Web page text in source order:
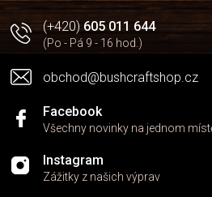
(+420)605 011 644
(Po - Pá 9 - 16 hod.)
obchod@bushcraftshop.cz
Facebook
Všechny novinky na jednom
Instagram
Zážitky z našich výprav